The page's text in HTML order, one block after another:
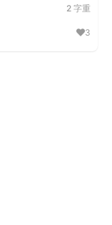
2 字重
3